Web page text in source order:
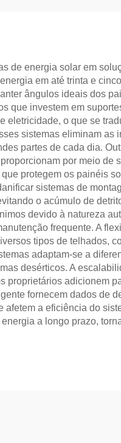
de energia solar em
em até trinta e
ângulos ideais dos
que investem em
eletricidade, o que se
sistemas eliminam as
partes de cada dia.
por meio de
protegem os painéis
sistemas de
o acúmulo de
devido à natureza
frequente. A
tipos de telhados,
adaptam-se a
desérticos. A
proprietários adicionem
fornecem dados de
a eficiência do
a longo prazo,